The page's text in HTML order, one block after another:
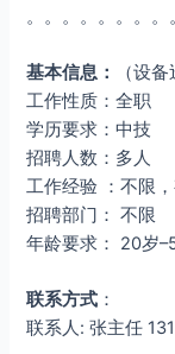
。。。。。。。。
基本信息：
（设备
工作性质：全职
学历要求：中技
招聘人数：多人
工作经验 ：不限
招聘部门： 不限
年龄要求： 20岁
联系方式 ：
联系人: 张主任